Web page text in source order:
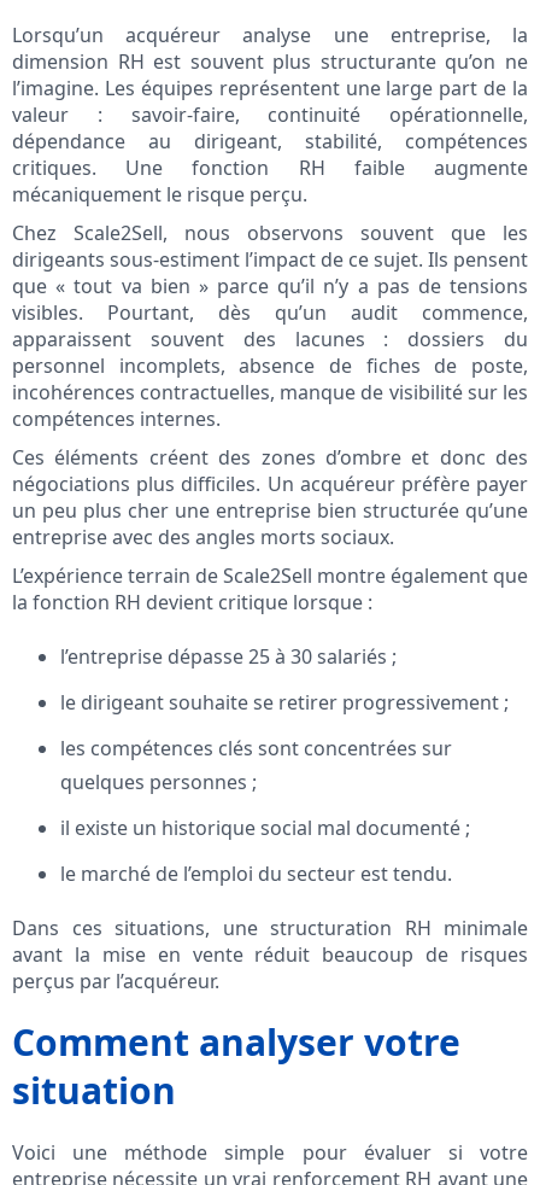
Lorsqu’un acquéreur analyse une entreprise, la
dimension RH est souvent plus structurante qu’on ne
l’imagine. Les équipes représentent une large part de la
valeur : savoir-faire, continuité opérationnelle,
dépendance au dirigeant, stabilité, compétences
critiques. Une fonction RH faible augmente
mécaniquement le risque perçu.
Chez Scale2Sell, nous observons souvent que les
dirigeants sous-estiment l’impact de ce sujet. Ils pensent
que « tout va bien » parce qu’il n’y a pas de tensions
visibles. Pourtant, dès qu’un audit commence,
apparaissent souvent des lacunes : dossiers du
personnel incomplets, absence de fiches de poste,
incohérences contractuelles, manque de visibilité sur les
compétences internes.
Ces éléments créent des zones d’ombre et donc des
négociations plus difficiles. Un acquéreur préfère payer
un peu plus cher une entreprise bien structurée qu’une
entreprise avec des angles morts sociaux.
L’expérience terrain de Scale2Sell montre également que
la fonction RH devient critique lorsque :
l’entreprise dépasse 25 à 30 salariés ;
le dirigeant souhaite se retirer progressivement ;
les compétences clés sont concentrées sur
quelques personnes ;
il existe un historique social mal documenté ;
le marché de l’emploi du secteur est tendu.
Dans ces situations, une structuration RH minimale
avant la mise en vente réduit beaucoup de risques
perçus par l’acquéreur.
Comment analyser votre
situation
Voici une méthode simple pour évaluer si votre
entreprise nécessite un vrai renforcement RH avant une